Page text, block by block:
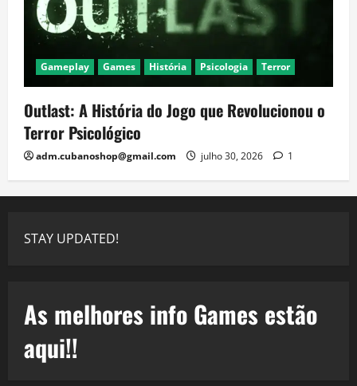
Gameplay Games História Psicologia Terror
Outlast: A História do Jogo que Revolucionou o
Terror Psicológico
adm.cubanoshop@gmail.com julho 30, 2026 1
STAY UPDATED!
As melhores info Games estão
aqui!!